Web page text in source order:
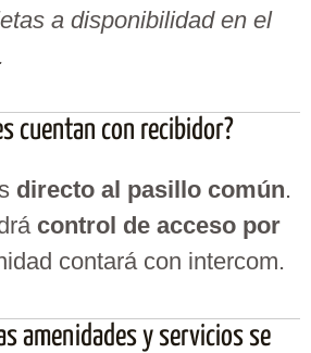
a disponibilidad en el
cuentan con recibidor?
directo al pasillo común.
control de acceso por
contará con intercom.
y servicios se